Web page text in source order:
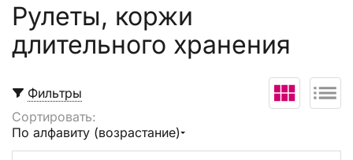
Рулеты, коржи
длительного хранения
Фильтры
Сортировать:
По алфавиту (возрастание)
Выбрать все